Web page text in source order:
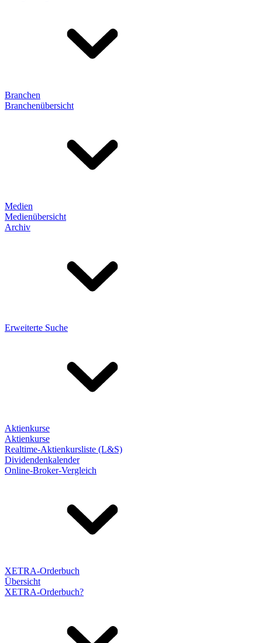
Branchen
Branchenübersicht
Medien
Medienübersicht
Archiv
Erweiterte Suche
Aktienkurse
Aktienkurse
Realtime-Aktienkursliste (L&S)
Dividendenkalender
Online-Broker-Vergleich
XETRA-Orderbuch
Übersicht
XETRA-Orderbuch?